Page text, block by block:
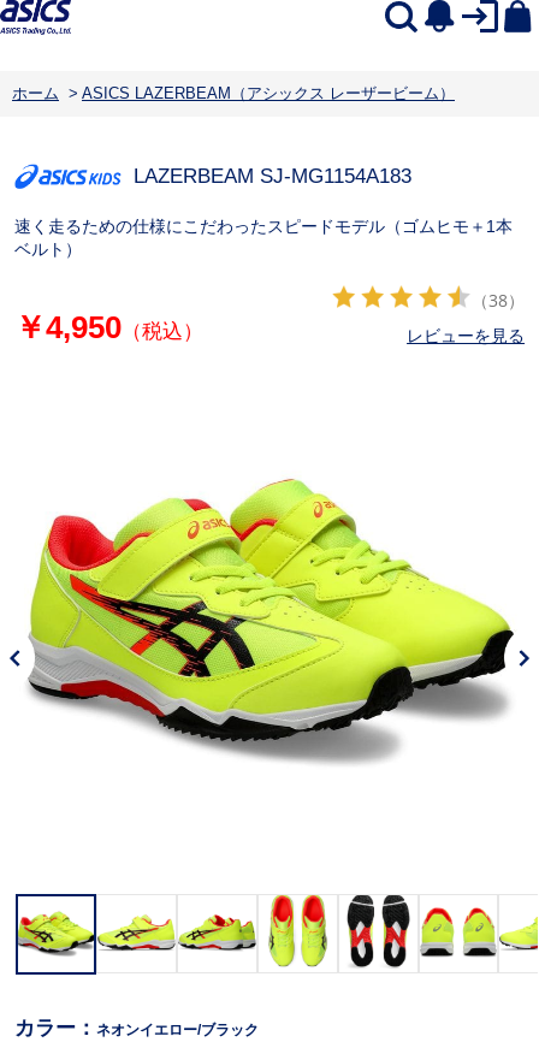
ホーム > ASICS LAZERBEAM（アシックス レーザービーム）
LAZERBEAM SJ-MG1154A183
速く走るための仕様にこだわったスピードモデル（ゴムヒモ＋1本
ベルト）
￥4,950（税込）
（38）
レビューを見る
カラー： ネオンイエロー/ブラック